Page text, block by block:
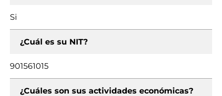
Si
¿Cuál es su NIT?
901561015
¿Cuáles son sus actividades económicas?